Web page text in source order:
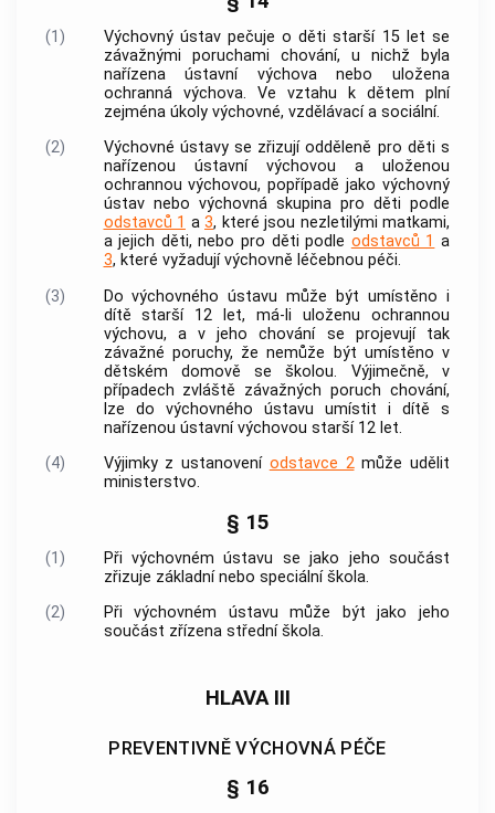
(1)
Výchovný ústav pečuje o děti starší 15 let se
závažnými poruchami chování, u nichž byla
nařízena ústavní výchova nebo uložena
ochranná výchova. Ve vztahu k dětem plní
zejména úkoly výchovné, vzdělávací a sociální.
(2)
Výchovné ústavy se zřizují odděleně pro děti s
nařízenou ústavní výchovou a uloženou
ochrannou výchovou, popřípadě jako výchovný
ústav nebo výchovná skupinapro děti podle
odstavců 1 a 3, které jsou nezletilými matkami,
a jejich děti, nebo pro děti podle odstavců 1 a
3, které vyžadují výchovně léčebnou péči.
(3)
Do výchovného ústavu může být umístěno i
dítě starší 12 let, má-li uloženu ochrannou
výchovu, a v jeho chování se projevují tak
závažné poruchy, že nemůže být umístěno v
dětském domově se školou. Výjimečně, v
případech zvláště závažných poruch chování,
lze do výchovného ústavu umístit i dítě s
nařízenou ústavní výchovou starší 12 let.
(4)
Výjimky z ustanovení odstavce 2může udělit
ministerstvo.
§ 15
(1)
Při výchovném ústavu se jako jeho součást
zřizuje základní nebo speciální škola.
(2)
Při výchovném ústavu může být jako jeho
součást zřízena střední škola.
HLAVA III
PREVENTIVNĚ VÝCHOVNÁ PÉČE
§ 16